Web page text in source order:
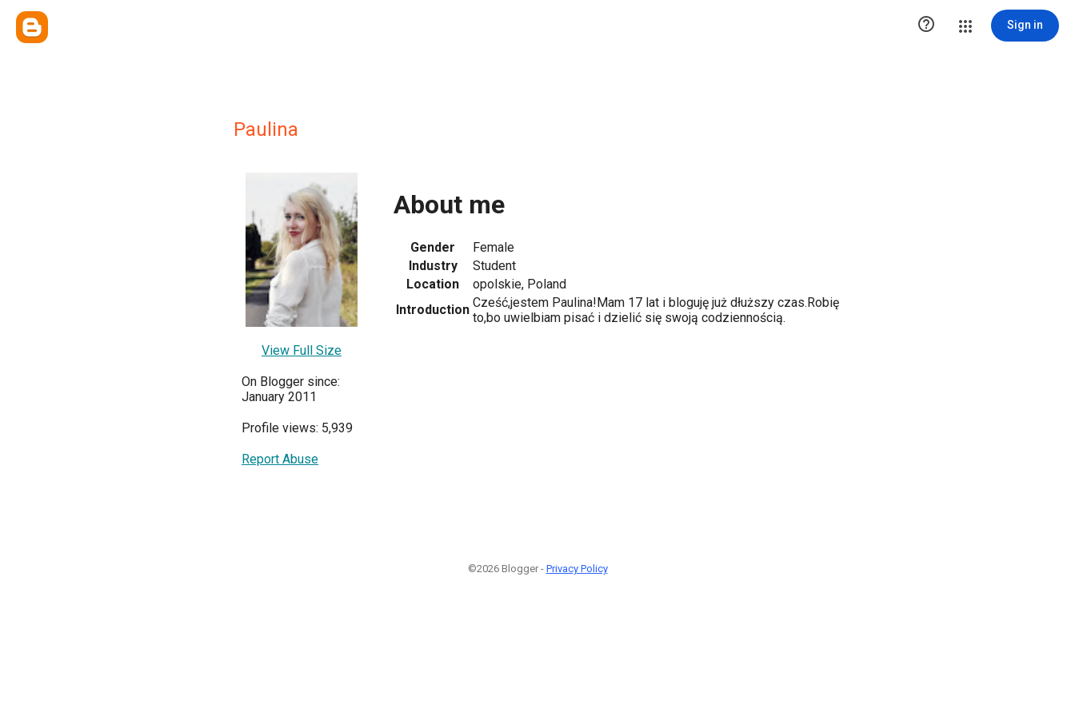
 Sign in
Paulina
View Full Size
On Blogger since:
January 2011
Profile views: 5,939
Report Abuse
About me
Gender
Female
Industry
Student
Location
opolskie, Poland
Introduction Cześć,jestem Paulina!Mam 17 lat i bloguję już dłuższy czas.Robię
to,bo uwielbiam pisać i dzielić się swoją codziennością.
©2026 Blogger - Privacy Policy